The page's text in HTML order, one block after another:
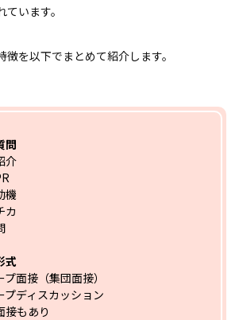
います。
を以下でまとめて紹介します。
問
介
機
カ
式
プ面接（集団面接）
プディスカッション
もあり